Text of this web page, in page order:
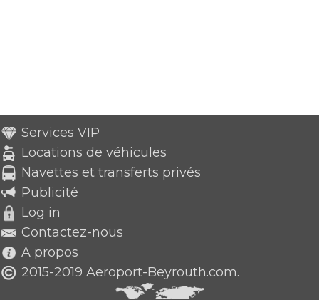
Services VIP
Locations de véhicules
Navettes et transferts privés
Publicité
Log in
Contactez-nous
A propos
2015-2019 Aeroport-Beyrouth.com.